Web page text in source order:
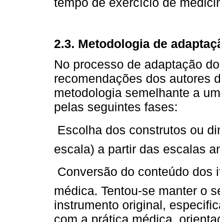
2.3. Metodologia de
No processo de adaptação
recomendações dos autores
metodologia semelhante a
pelas seguintes fases:
 Escolha dos construtos ou
escala) a partir das escalas
 Conversão do conteúdo
médica. Tentou-se manter o
instrumento original,
com a prática médica,